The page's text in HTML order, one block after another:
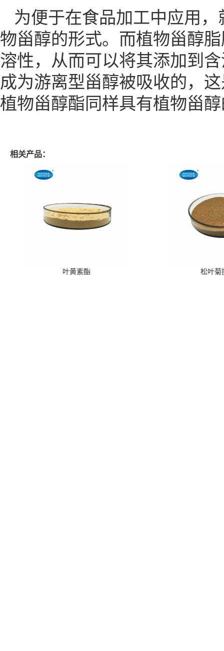
为便于在食品加工中应用
物甾醇的形式。而植物甾醇
溶性，从而可以将其添加到
成为游离型甾醇被吸收的，
植物甾醇酯同样具有植物甾
相关产品：
叶黄素酯 松叶菊